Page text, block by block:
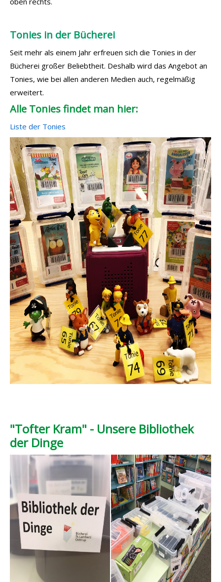
Tonies in der Bücherei
Seit mehr als einem Jahr erfreuen sich die Tonies in der
Bücherei großer Beliebtheit. Deshalb wird das Angebot an
Tonies, wie bei allen anderen Medien auch, regelmäßig
erweitert.
Alle Tonies findet man hier:
Liste der Tonies
"Tofter Kram" - Unsere Bibliothek
der Dinge